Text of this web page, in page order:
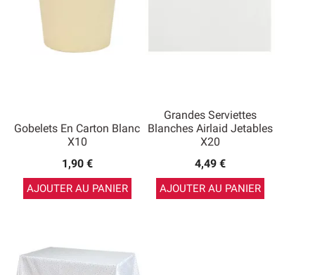
Gobelets En Carton Blanc
X10
1,90 €
AJOUTER AU PANIER
Grandes Serviettes
Blanches Airlaid Jetables
X20
4,49 €
AJOUTER AU PANIER